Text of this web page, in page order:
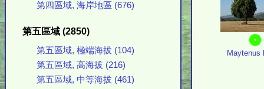
第四區域, 海岸地區 (676)
第五區域 (2850)
第五區域, 極端海拔 (104)
第五區域, 高海拔 (216)
第五區域, 中等海拔 (461)
Maytenus